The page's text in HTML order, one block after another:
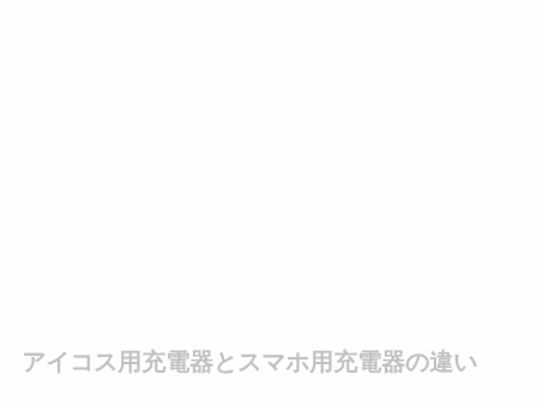
アイコス用充電器とスマホ用充電器の違い